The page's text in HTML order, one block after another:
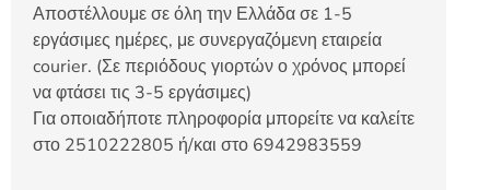
Αποστέλλουμε σε όλη την Ελλάδα σε 1-5
εργάσιμες ημέρες, με συνεργαζόμενη εταιρεία
courier. (Σε περιόδους γιορτών ο χρόνος μπορεί
να φτάσει τις 3-5 εργάσιμες)
Για οποιαδήποτε πληροφορία μπορείτε να καλείτε
στο 2510222805 ή/και στο 6942983559